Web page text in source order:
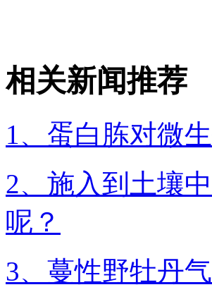
相关新闻推荐
1、蛋白胨对微
2、施入到土壤
呢？
3、蔓性野牡丹